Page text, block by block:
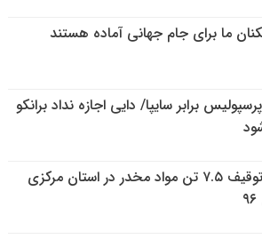
ما برای جام جهانی آماده هستند
برابر سایپا/ دایی اجازه نداد برانکو
کشف و توقیف ۷.۵ تن مواد مخدر در استان مرکزی